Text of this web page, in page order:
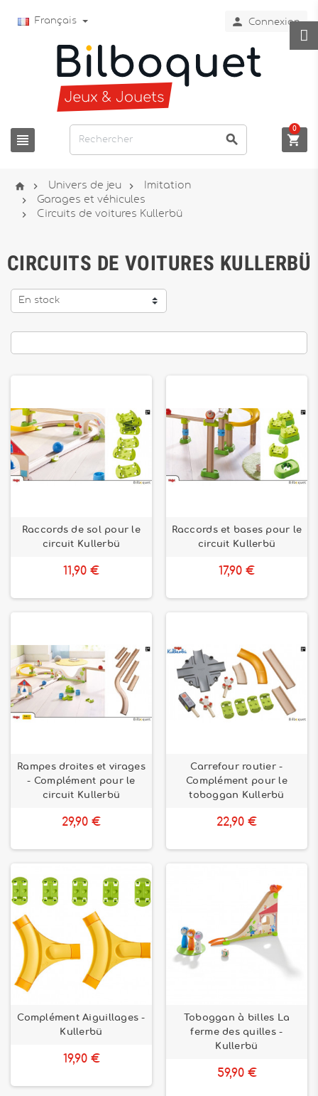
Français  Connexion
  
0
  Univers de jeu  Imitation
 Garages et véhicules
 Circuits de voitures Kullerbü
CIRCUITS DE VOITURES KULLERBÜ
En stock
Raccords de sol pour le
circuit Kullerbü
11,90 €
Raccords et bases pour le
circuit Kullerbü
17,90 €
Rampes droites et virages
- Complément pour le
circuit Kullerbü
29,90 €
Carrefour routier -
Complément pour le
toboggan Kullerbü
22,90 €
Complément Aiguillages -
Kullerbü
19,90 €
Toboggan à billes La
ferme des quilles -
Kullerbü
59,90 €